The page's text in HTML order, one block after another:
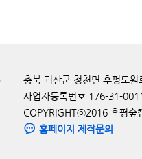
충북 괴산군 청천면 후평도
사업자등록번호 176-31-
COPYRIGHTⓒ2016 후평숲
홈페이지 제작문의